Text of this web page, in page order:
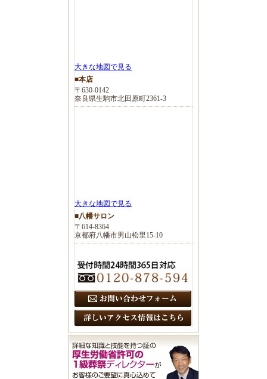
大きな地図で見る
■本店
〒630-0142
奈良県生駒市北田原町2361-3
大きな地図で見る
■八幡サロン
〒614-8364
京都府八幡市男山松里15-10